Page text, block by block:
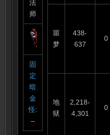
法
师
固
定
暗
金
怪:
–
噩
梦
438-
637
0
地
狱
2,218-
4,301
0